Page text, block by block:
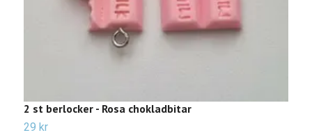
2 st berlocker - Rosa chokladbitar
29 kr